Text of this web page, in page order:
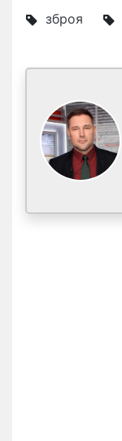
зброя